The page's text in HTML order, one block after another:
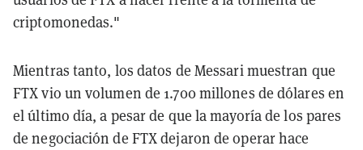
criptomonedas."
Mientras tanto, los datos de Messari muestran que
FTX vio un volumen de 1.700 millones de dólares en
el último día, a pesar de que la mayoría de los pares
de negociación de FTX dejaron de operar hace